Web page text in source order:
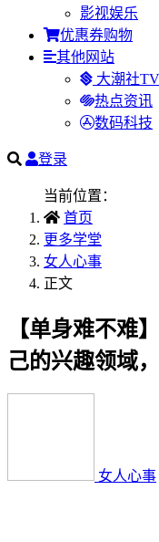
影视娱乐
优惠券购物
其他网站
大潮社TV
热点资讯
数码科技
登录
当前位置：
首页
更多学堂
女人心事
正文
【单身难不难
己的兴趣领域
女人心事